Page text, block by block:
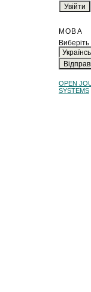
МОВА
OPEN
SYSTEMS